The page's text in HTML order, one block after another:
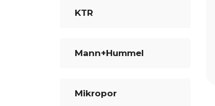
KTR
Mann+Hummel
Mikropor